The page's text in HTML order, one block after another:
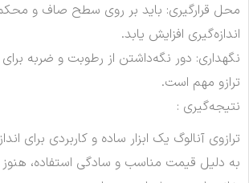
محل قرارگیری: باید بر روی سطح صاف و محکم
اندازه‌گیری افزایش یابد.
نگهداری: دور نگه‌داشتن از رطوبت و ضربه
ترازو مهم است.
نتیجه‌گیری :
ترازوی آنالوگ یک ابزار ساده و کاربردی برای
به دلیل قیمت مناسب و سادگی استفاده، هنوز